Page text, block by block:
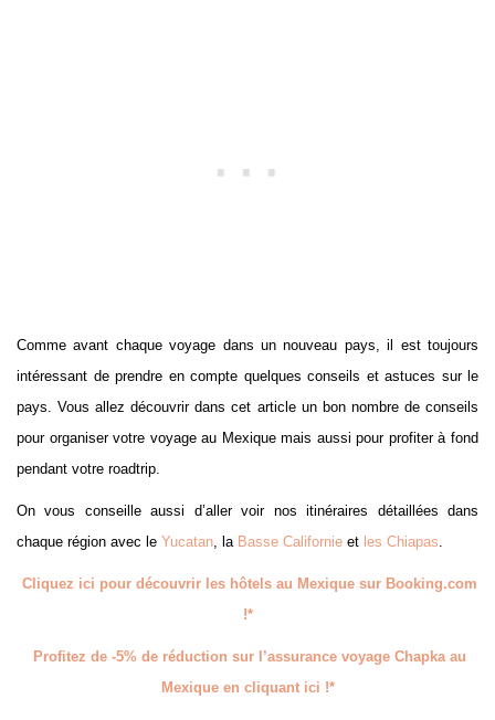
Comme avant chaque voyage dans un nouveau pays, il est toujours
intéressant de prendre en compte quelques conseils et astuces sur le
pays. Vous allez découvrir dans cet article un bon nombre de conseils
pour organiser votre voyage au Mexique mais aussi pour profiter à fond
pendant votre roadtrip.
On vous conseille aussi d’aller voir nos itinéraires détaillées dans
chaque région avec le Yucatan, la Basse Californie et les Chiapas.
Cliquez ici pour découvrir les hôtels au Mexique sur Booking.com
!*
Profitez de -5% de réduction sur l’assurance voyage Chapka au
Mexique en cliquant ici !*